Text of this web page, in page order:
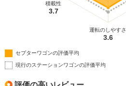
運転のしやすさ
3.6
積載性
3.7
セプターワゴンの評価平均
現行のステーションワゴンの評価平均